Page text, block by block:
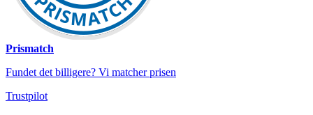
Prismatch
Fundet det billigere? Vi matcher prisen
Trustpilot